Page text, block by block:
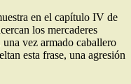
en el capítulo IV de
los mercaderes
vez armado caballero
esta frase, una agresión